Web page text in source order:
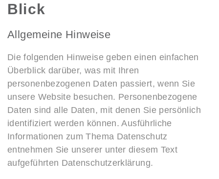
Blick
Allgemeine Hinweise
Die folgenden Hinweise geben einen einfachen
Überblick darüber, was mit Ihren
personenbezogenen Daten passiert, wenn Sie
unsere Website besuchen. Personenbezogene
Daten sind alle Daten, mit denen Sie persönlich
identifiziert werden können. Ausführliche
Informationen zum Thema Datenschutz
entnehmen Sie unserer unter diesem Text
aufgeführten Datenschutzerklärung.